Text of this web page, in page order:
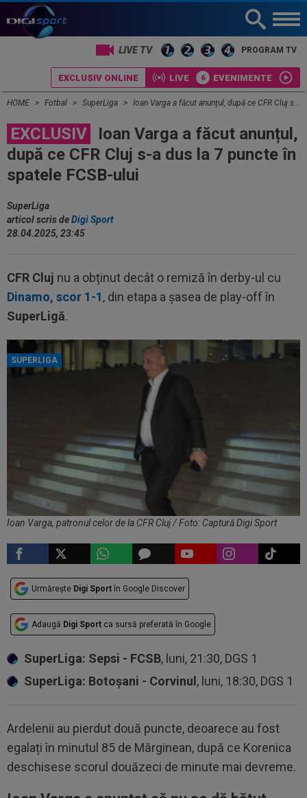
LIVE TV PROGRAM TV
EXCLUSIV ONLINE LIVE EVENIMENTE
HOME Fotbal SuperLiga Ioan Varga a făcut anunțul, după ce CFR Cluj s-a dus la 7 puncte în spatele FCSB-ului
EXCLUSIV
Ioan Varga a făcut anunțul,
după ce CFR Cluj s-a dus la 7 puncte în
spatele FCSB-ului
SuperLiga
articol scris deDigi Sport
28.04.2025, 23:45
CFR Cluj nu a obținut decât o remiză în derby-ul cu
Dinamo, scor 1-1, din etapa a șasea de play-off în
SuperLigă.
SUPERLIGA
Ioan Varga, patronul celor de la CFR Cluj / Foto: Captură Digi Sport
Urmărește Digi Sport în Google Discover
Adaugă Digi Sport ca sursă preferată în Google
SuperLiga: Sepsi - FCSB, luni, 21:30, DGS 1
SuperLiga: Botoșani - Corvinul, luni, 18:30, DGS 1
Ardelenii au pierdut două puncte, deoarece au fost
egalați în minutul 85 de Mărginean, după ce Korenica
deschisese scorul douăzeci de minute mai devreme.